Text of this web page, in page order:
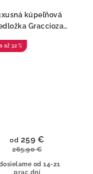
kúpeľňová
Graccioza
bavlny Giza
až 32 %
od 14-21
prac.dní
od 259 €
265,90 €